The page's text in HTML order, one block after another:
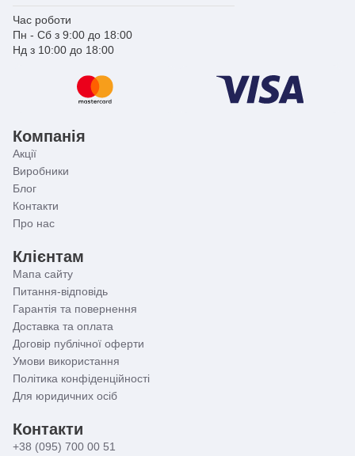
Час роботи
Пн - Сб з 9:00 до 18:00
Нд з 10:00 до 18:00
Компанія
Акції
Виробники
Блог
Контакти
Про нас
Клієнтам
Мапа сайту
Питання-відповідь
Гарантія та повернення
Доставка та оплата
Договір публічної оферти
Умови використання
Політика конфіденційності
Для юридичних осіб
Контакти
+38 (095) 700 00 51